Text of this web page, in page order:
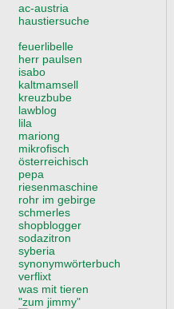
ac-austria
haustiersuche
feuerlibelle
herr paulsen
isabo
kaltmamsell
kreuzbube
lawblog
lila
mariong
mikrofisch
österreichisch
pepa
riesenmaschine
rohr im gebirge
schmerles
shopblogger
sodazitron
syberia
synonymwörterbuch
verflixt
was mit tieren
"zum jimmy"